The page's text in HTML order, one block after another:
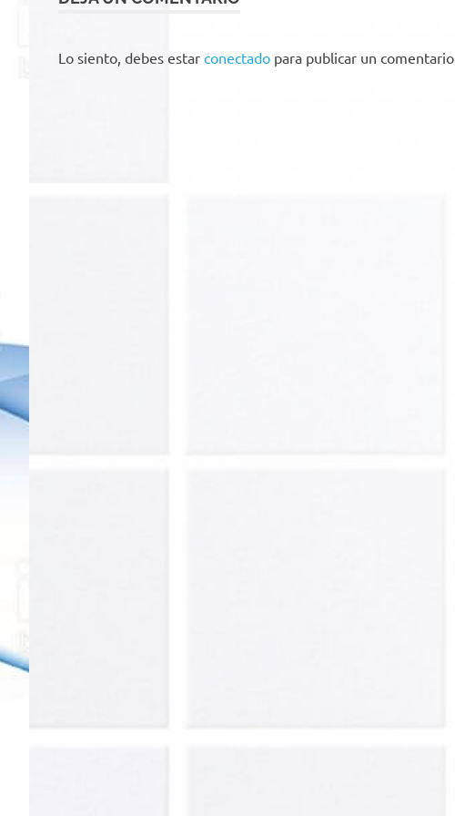
Lo siento, debes estar conectado para publicar un comentario.